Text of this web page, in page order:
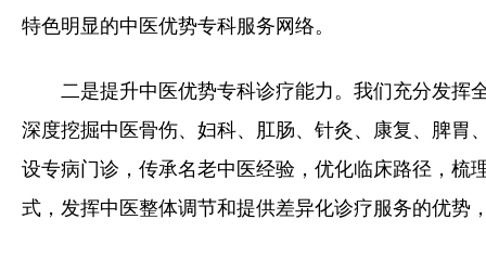
特色明显的中医优势专科服务网络。
二是提升中医优势专科诊疗能力。我们充分发挥
深度挖掘中医骨伤、妇科、肛肠、针灸、康复、脾胃
设专病门诊，传承名老中医经验，优化临床路径，梳
式，发挥中医整体调节和提供差异化诊疗服务的优势